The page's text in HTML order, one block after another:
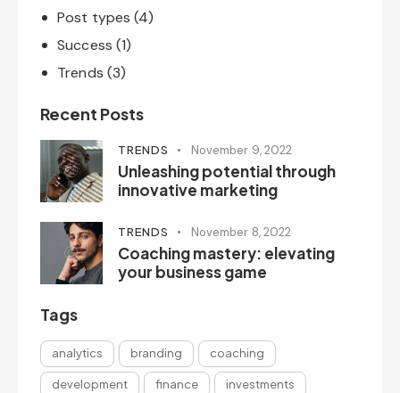
Post types (4)
Success (1)
Trends (3)
Recent Posts
TRENDS November 9, 2022
Unleashing potential through
innovative marketing
TRENDS November 8, 2022
Coaching mastery: elevating
your business game
Tags
analytics branding coaching
development finance investments